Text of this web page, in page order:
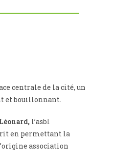
centrale de la cité, un
et bouillonnant.
l’asbl
en permettant la
association